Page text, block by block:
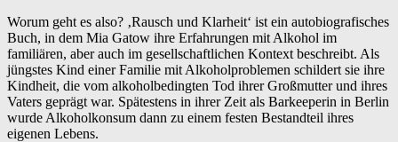
Worum geht es also? ‚Rausch und Klarheit‘ ist ein autobiografisches
Buch, in dem Mia Gatow ihre Erfahrungen mit Alkohol im
familiären, aber auch im gesellschaftlichen Kontext beschreibt. Als
jüngstes Kind einer Familie mit Alkoholproblemen schildert sie ihre
Kindheit, die vom alkoholbedingten Tod ihrer Großmutter und ihres
Vaters geprägt war. Spätestens in ihrer Zeit als Barkeeperin in Berlin
wurde Alkoholkonsum dann zu einem festen Bestandteil ihres
eigenen Lebens.